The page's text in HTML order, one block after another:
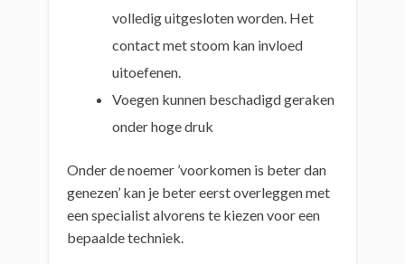
volledig uitgesloten worden. Het
contact met stoom kan invloed
uitoefenen.
Voegen kunnen beschadigd geraken
onder hoge druk
Onder de noemer ’voorkomen is beter dan
genezen’ kan je beter eerst overleggen met
een specialist alvorens te kiezen voor een
bepaalde techniek.